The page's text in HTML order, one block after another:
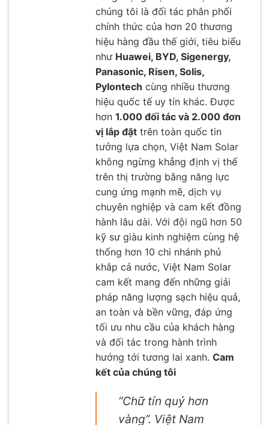
chúng tôi là đối tác phân phối
chính thức của hơn 20 thương
hiệu hàng đầu thế giới, tiêu biểu
như Huawei, BYD, Sigenergy,
Panasonic, Risen, Solis,
Pylontech cùng nhiều thương
hiệu quốc tế uy tín khác. Được
hơn 1.000 đối tác và 2.000 đơn
vị lắp đặt trên toàn quốc tin
tưởng lựa chọn, Việt Nam Solar
không ngừng khẳng định vị thế
trên thị trường bằng năng lực
cung ứng mạnh mẽ, dịch vụ
chuyên nghiệp và cam kết đồng
hành lâu dài. Với đội ngũ hơn 50
kỹ sư giàu kinh nghiệm cùng hệ
thống hơn 10 chi nhánh phủ
khắp cả nước, Việt Nam Solar
cam kết mang đến những giải
pháp năng lượng sạch hiệu quả,
an toàn và bền vững, đáp ứng
tối ưu nhu cầu của khách hàng
và đối tác trong hành trình
hướng tới tương lai xanh. Cam
kết của chúng tôi
“Chữ tín quý hơn
vàng”. Việt Nam